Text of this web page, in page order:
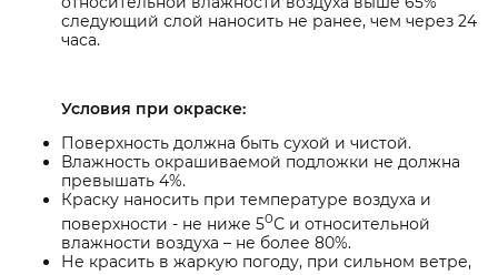
следующий слой наносить не ранее, чем через 24
часа.
Условия при окраске:
Поверхность должна быть сухой и чистой.
Влажность окрашиваемой подложки не должна
превышать 4%.
Краску наносить при температуре воздуха и
поверхности - не ниже 50С и относительной
влажности воздуха – не более 80%.
Не красить в жаркую погоду, при сильном ветре,